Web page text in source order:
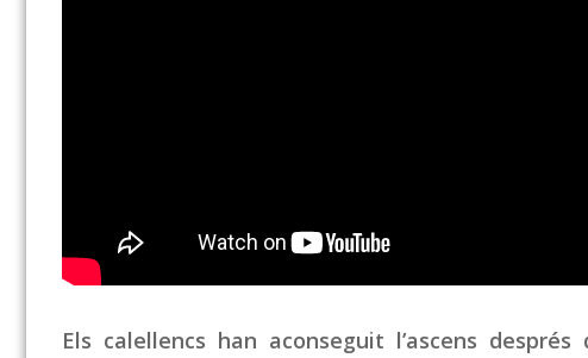
Els calellencs han aconseguit l’ascens